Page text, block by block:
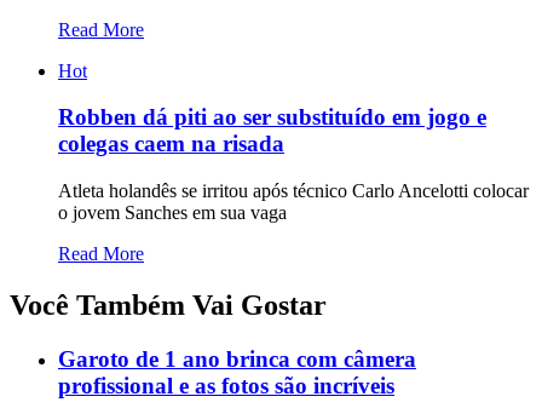
Read More
Hot
Robben dá piti ao ser substituído em jogo e
colegas caem na risada
Atleta holandês se irritou após técnico Carlo Ancelotti colocar
o jovem Sanches em sua vaga
Read More
Você Também Vai Gostar
Garoto de 1 ano brinca com câmera
profissional e as fotos são incríveis